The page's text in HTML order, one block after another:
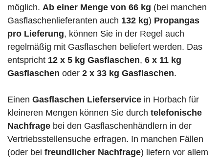
möglich. Ab einer Menge von 66 kg (bei manchen
Gasflaschenlieferanten auch 132 kg) Propangas
pro Lieferung, können Sie in der Regel auch
regelmäßig mit Gasflaschen beliefert werden. Das
entspricht 12 x 5 kg Gasflaschen, 6 x 11 kg
Gasflaschen oder 2 x 33 kg Gasflaschen.
Einen Gasflaschen Lieferservice in Horbach für
kleineren Mengen können Sie durch telefonische
Nachfrage bei den Gasflaschenhändlern in der
Vertriebsstellensuche erfragen. In manchen Fällen
(oder bei freundlicher Nachfrage) liefern vor allem